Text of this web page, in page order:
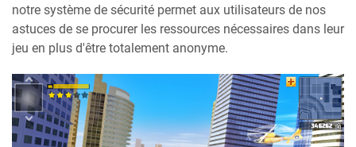
notre système de sécurité permet aux utilisateurs de nos
astuces de se procurer les ressources nécessaires dans leur
jeu en plus d'être totalement anonyme.